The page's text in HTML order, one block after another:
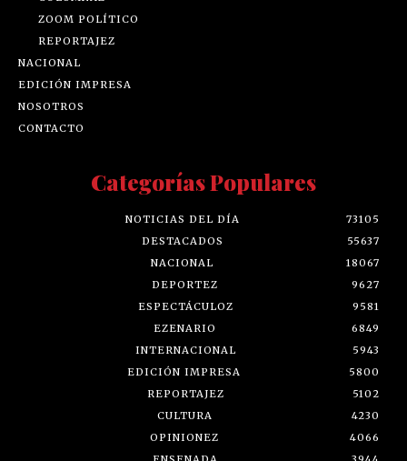
ZOOM POLÍTICO
REPORTAJEZ
NACIONAL
EDICIÓN IMPRESA
NOSOTROS
CONTACTO
Categorías Populares
NOTICIAS DEL DÍA
73105
DESTACADOS
55637
NACIONAL
18067
DEPORTEZ
9627
ESPECTÁCULOZ
9581
EZENARIO
6849
INTERNACIONAL
5943
EDICIÓN IMPRESA
5800
REPORTAJEZ
5102
CULTURA
4230
OPINIONEZ
4066